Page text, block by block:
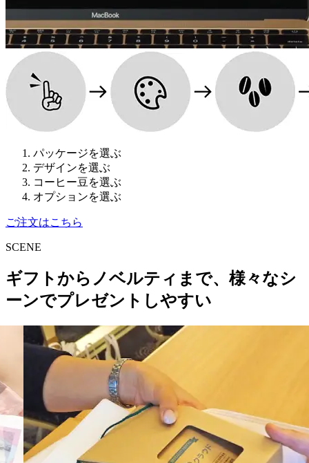
パッケージを選ぶ
デザインを選ぶ
コーヒー豆を選ぶ
オプションを選ぶ
ご注文はこちら
SCENE
ギフトからノベルティまで、様々なシ
ーンでプレゼントしやすい